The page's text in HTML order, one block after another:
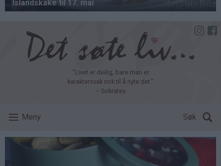
"Livet er deilig, bare man er
karaktersvak nok til å nyte det."
– Sokrates
Meny Søk